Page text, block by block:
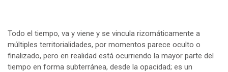
Todo el tiempo, va y viene y se vincula rizomáticamente a
múltiples territorialidades, por momentos parece oculto o
finalizado, pero en realidad está ocurriendo la mayor parte del
tiempo en forma subterránea, desde la opacidad; es un